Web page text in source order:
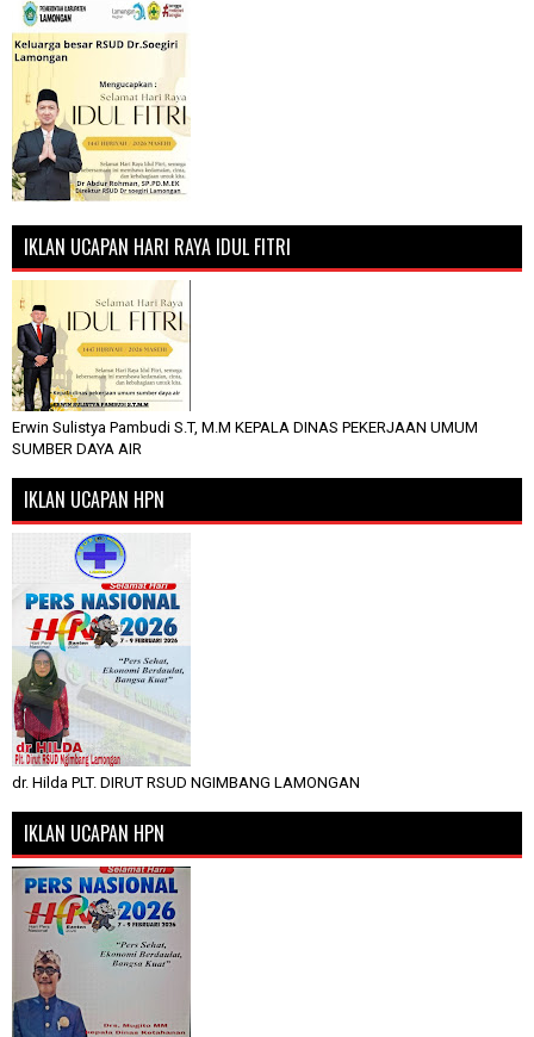
IKLAN UCAPAN HARI RAYA IDUL FITRI
Erwin Sulistya Pambudi S.T, M.M KEPALA DINAS PEKERJAAN UMUM
SUMBER DAYA AIR
IKLAN UCAPAN HPN
dr. Hilda PLT. DIRUT RSUD NGIMBANG LAMONGAN
IKLAN UCAPAN HPN